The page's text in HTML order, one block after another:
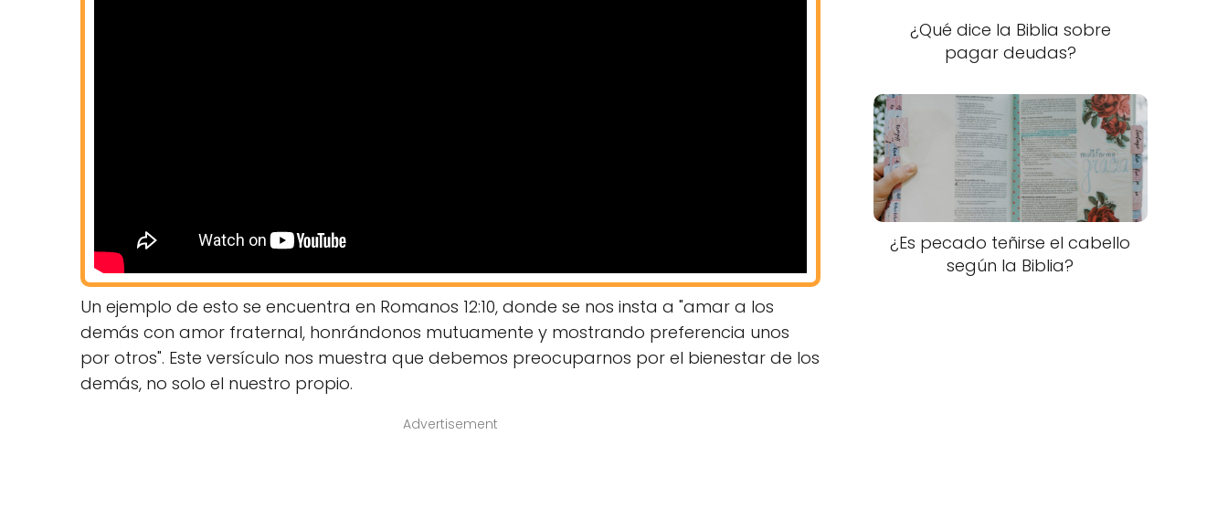
Un ejemplo de esto se encuentra en Romanos 12:10, donde se nos insta a "amar a los
demás con amor fraternal, honrándonos mutuamente y mostrando preferencia unos
por otros". Este versículo nos muestra que debemos preocuparnos por el bienestar de los
demás, no solo el nuestro propio.
Advertisement
¿Qué dice la Biblia sobre
pagar deudas?
¿Es pecado teñirse el cabello
según la Biblia?